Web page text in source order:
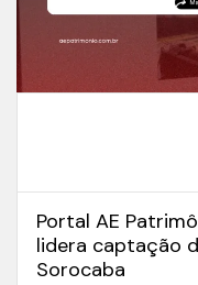
Portal AE
lidera captação
Sorocaba